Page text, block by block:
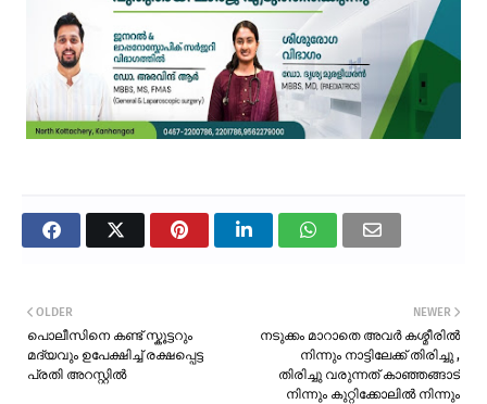
NEWER
നടുക്കം മാറാതെ അവർ കശ്മീരിൽ
നിന്നും നാട്ടിലേക്ക് തിരിച്ചു ,
തിരിച്ചു വരുന്നത് കാഞ്ഞങ്ങാട്
നിന്നും കുറ്റിക്കോലിൽ നിന്നും
OLDER
പൊലീസിനെ കണ്ട് സ്കൂട്ടറും
മദ്യവും ഉപേക്ഷിച്ച് രക്ഷപ്പെട്ട
പ്രതി അറസ്റ്റിൽ